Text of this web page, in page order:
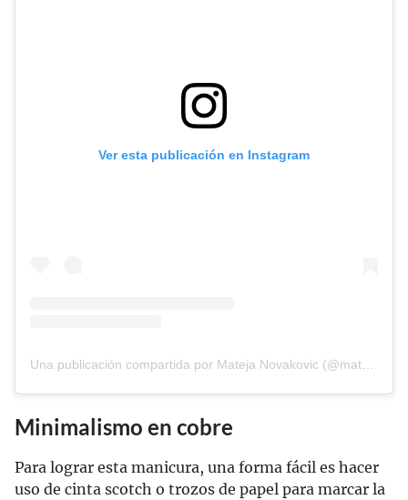
Ver esta publicación en Instagram
Minimalismo en cobre
Para lograr esta manicura, una forma fácil es hacer
uso de cinta scotch o trozos de papel para marcar la